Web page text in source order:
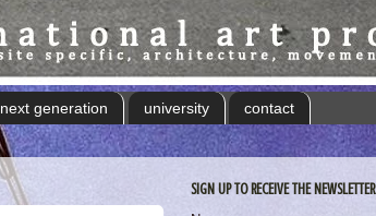
next generation university contact
SIGN UP TO RECEIVE THE NEWSLETTER